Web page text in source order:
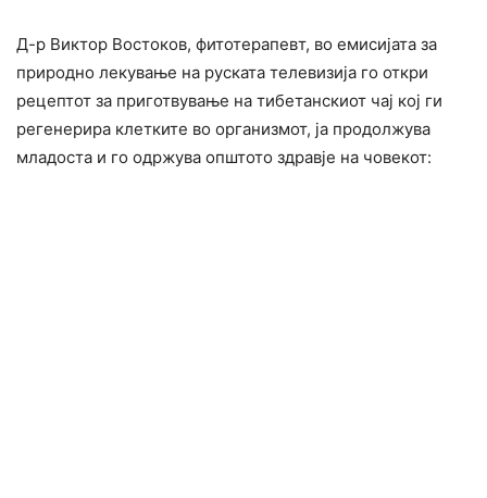
Д-р Виктор Востоков, фитотерапевт, во емисијата за
природно лекување на руската телевизија го откри
рецептот за приготвување на тибетанскиот чај кој ги
регенерира клетките во организмот, ја продолжува
младоста и го одржува општото здравје на човекот: